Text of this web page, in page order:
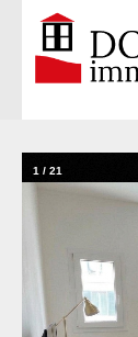
1 / 21